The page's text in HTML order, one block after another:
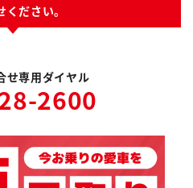
ください。
せ専用ダイヤル
2600